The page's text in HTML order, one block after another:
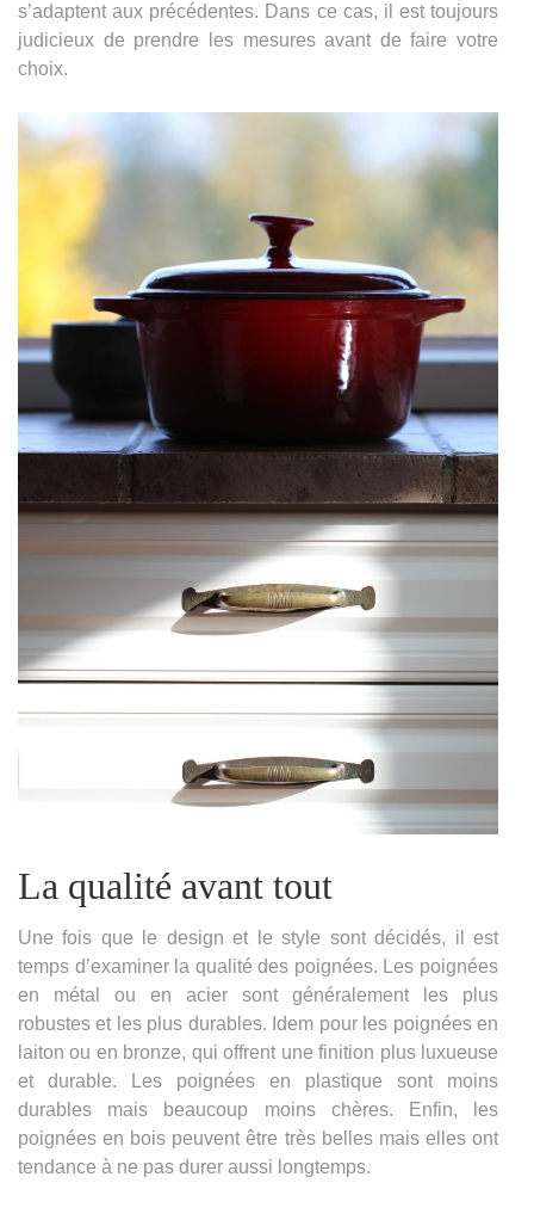
s’adaptent aux précédentes. Dans ce cas, il est toujours
judicieux de prendre les mesures avant de faire votre
choix.
La qualité avant tout
Une fois que le design et le style sont décidés, il est
temps d’examiner la qualité des poignées. Les poignées
en métal ou en acier sont généralement les plus
robustes et les plus durables. Idem pour les poignées en
laiton ou en bronze, qui offrent une finition plus luxueuse
et durable. Les poignées en plastique sont moins
durables mais beaucoup moins chères. Enfin, les
poignées en bois peuvent être très belles mais elles ont
tendance à ne pas durer aussi longtemps.